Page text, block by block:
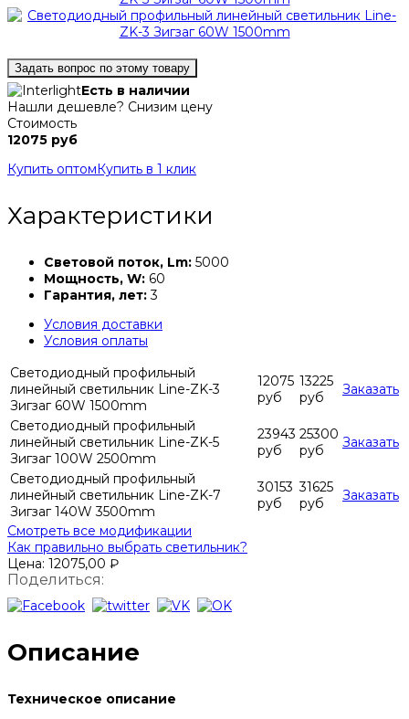
Задать вопрос по этому товару
Есть в наличии
Нашли дешевле? Снизим цену
Стоимость
12075 руб
Купить оптом Купить в 1 клик
Характеристики
Световой поток, Lm: 5000
Мощность, W: 60
Гарантия, лет:3
Условия доставки
Условия оплаты
Светодиодный профильный
линейный светильник Line-ZK-3
Зигзаг 60W 1500mm
12075
руб
13225
руб
Заказать
Светодиодный профильный
линейный светильник Line-ZK-5
Зигзаг 100W 2500mm
23943
руб
25300
руб
Заказать
Светодиодный профильный
линейный светильник Line-ZK-7
Зигзаг 140W 3500mm
30153
руб
31625
руб
Заказать
Смотреть все модификации
Как правильно выбрать светильник?
Цена: 12075,00 ₽
Поделиться:
Описание
Техническое описание